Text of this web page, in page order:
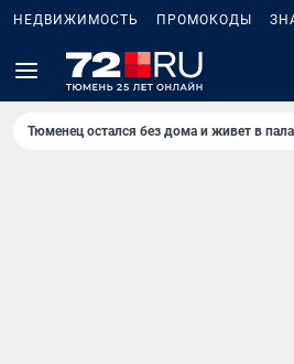
НЕДВИЖИМОСТЬ ПРОМОКОДЫ
Тюменец остался без дома и живет в